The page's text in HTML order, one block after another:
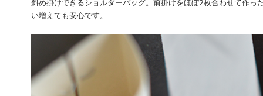
斜め掛けできるショルダーバッグ。前掛けをほぼ2枚合わせて作
い増えても安心です。